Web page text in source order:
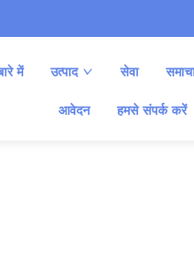
में उत्पाद सेवा
आवेदन हमसे संपर्क करें